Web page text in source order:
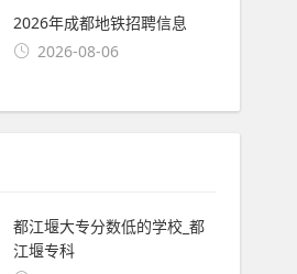
2026年成都地铁招聘信息
2026-08-06
都江堰大专分数低的学校_都
江堰专科